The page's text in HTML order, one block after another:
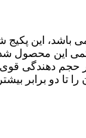
این محصول
حجم دهندگی
تا دو برابر